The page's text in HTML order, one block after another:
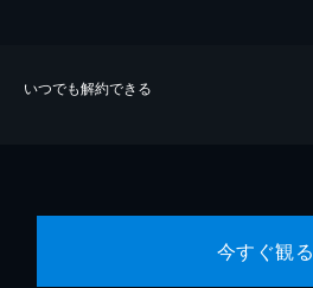
いつでも解約できる
今すぐ観る